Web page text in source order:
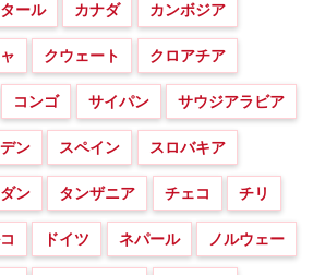
ール カナダ カンボジア
クウェート クロアチア
コンゴ サイパン サウジアラビア
ン スペイン スロバキア
ン タンザニア チェコ チリ
ドイツ ネパール ノルウェー